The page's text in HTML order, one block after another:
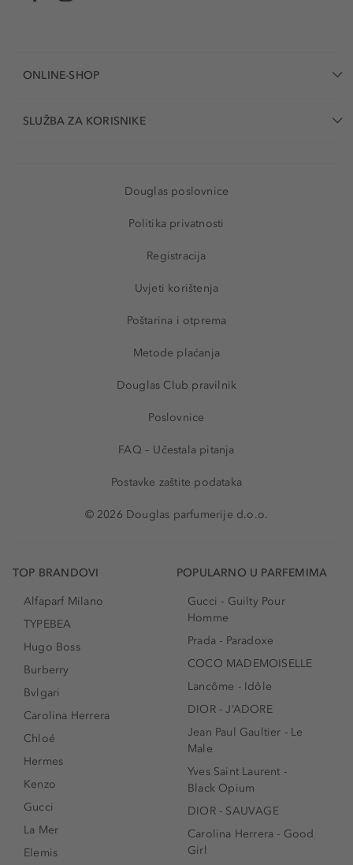
ONLINE-SHOP
SLUŽBA ZA KORISNIKE
Douglas poslovnice
Politika privatnosti
Registracija
Uvjeti korištenja
Poštarina i otprema
Metode plaćanja
Douglas Club pravilnik
Poslovnice
FAQ – Učestala pitanja
Postavke zaštite podataka
© 2026 Douglas parfumerije d.o.o.
TOP BRANDOVI
Alfaparf Milano
TYPEBEA
Hugo Boss
Burberry
Bvlgari
Carolina Herrera
Chloé
Hermes
Kenzo
Gucci
La Mer
Elemis
POPULARNO U PARFEMIMA
Gucci - Guilty Pour
Homme
Prada - Paradoxe
COCO MADEMOISELLE
Lancôme - Idôle
DIOR - J’ADORE
Jean Paul Gaultier - Le
Male
Yves Saint Laurent -
Black Opium
DIOR - SAUVAGE
Carolina Herrera - Good
Girl